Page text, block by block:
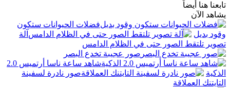
تابعنا هنا أيضاً
يشاهد الآن
فضلات الحيوانات ستكون
وقود بديل
آلة
تصوير تلتقط الصور حتى في الظلام الدامس
صور عجيبة تخدع البصر
شاهد ساعة ناسا أرتميس 2.0
الذكية
صور نادرة لسفينة
التايتنك العملاقة